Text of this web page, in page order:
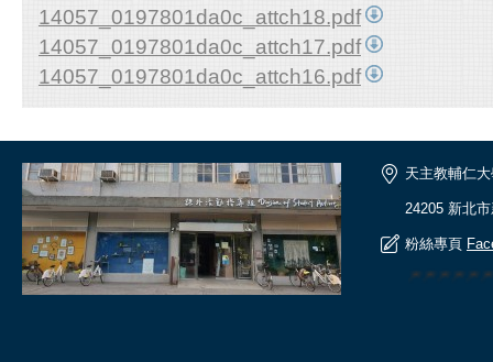
14057_0197801da0c_attch18.pdf
14057_0197801da0c_attch17.pdf
14057_0197801da0c_attch16.pdf
天主教輔仁
24205 新北
粉絲專頁